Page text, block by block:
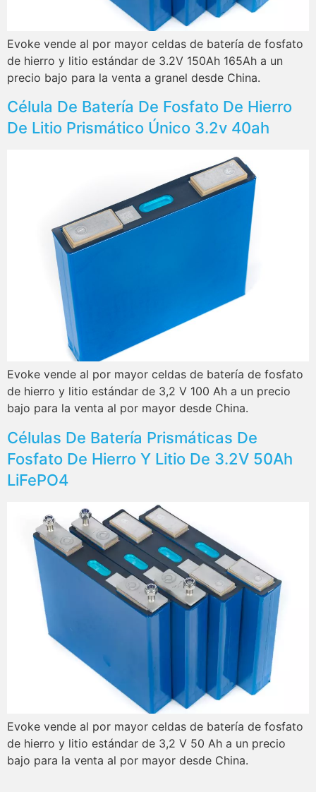
Evoke vende al por mayor celdas de batería de fosfato
de hierro y litio estándar de 3.2V 150Ah 165Ah a un
precio bajo para la venta a granel desde China.
Célula De Batería De Fosfato De Hierro
De Litio Prismático Único 3.2v 40ah
Evoke vende al por mayor celdas de batería de fosfato
de hierro y litio estándar de 3,2 V 100 Ah a un precio
bajo para la venta al por mayor desde China.
Células De Batería Prismáticas De
Fosfato De Hierro Y Litio De 3.2V 50Ah
LiFePO4
Evoke vende al por mayor celdas de batería de fosfato
de hierro y litio estándar de 3,2 V 50 Ah a un precio
bajo para la venta al por mayor desde China.